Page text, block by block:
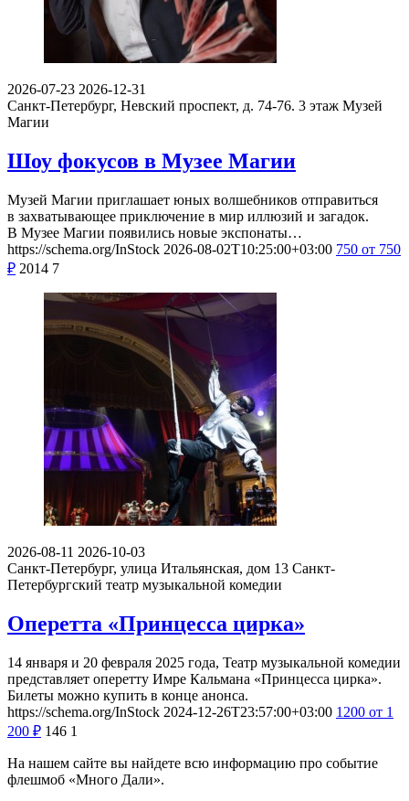
2026-07-23 2026-12-31
Санкт-Петербург, Невский проспект, д. 74-76. 3 этаж Музей
Магии
Шоу фокусов в Музее Магии
Музей Магии приглашает юных волшебников отправиться
в захватывающее приключение в мир иллюзий и загадок.
В Музее Магии появились новые экспонаты…
https://schema.org/InStock 2026-08-02T10:25:00+03:00 750 от 750
₽ 2014 7
2026-08-11 2026-10-03
Санкт-Петербург, улица Итальянская, дом 13 Санкт-
Петербургский театр музыкальной комедии
Оперетта «Принцесса цирка»
14 января и 20 февраля 2025 года, Театр музыкальной комедии
представляет оперетту Имре Кальмана «Принцесса цирка».
Билеты можно купить в конце анонса.
https://schema.org/InStock 2024-12-26T23:57:00+03:00 1200 от 1
200 ₽ 146 1
На нашем сайте вы найдете всю информацию про событие
флешмоб «Много Дали».